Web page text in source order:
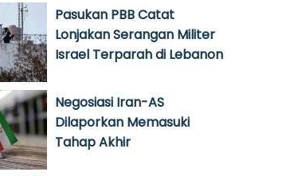
Pasukan PBB Catat
Lonjakan Serangan Militer
Israel Terparah di Lebanon
Negosiasi Iran-AS
Dilaporkan Memasuki
Tahap Akhir